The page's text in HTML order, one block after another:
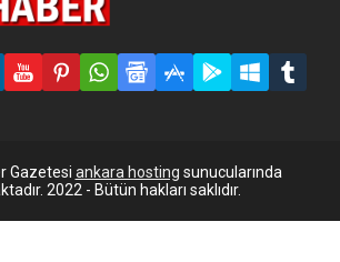
alındı.
Gazetesi ankara hosting sunucularında
2022 - Bütün hakları saklıdır.